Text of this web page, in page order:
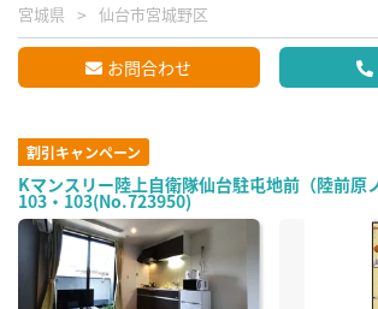
宮城県 仙台市宮城野区
お問合わせ
割引キャンペーン
Kマンスリー陸上自衛隊仙台駐屯地前（陸前原
103・103(No.723950)